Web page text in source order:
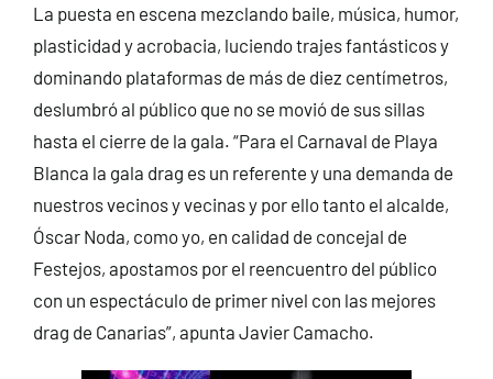
La puesta en escena mezclando baile, música, humor,
plasticidad y acrobacia, luciendo trajes fantásticos y
dominando plataformas de más de diez centímetros,
deslumbró al público que no se movió de sus sillas
hasta el cierre de la gala. “Para el Carnaval de Playa
Blanca la gala drag es un referente y una demanda de
nuestros vecinos y vecinas y por ello tanto el alcalde,
Óscar Noda, como yo, en calidad de concejal de
Festejos, apostamos por el reencuentro del público
con un espectáculo de primer nivel con las mejores
drag de Canarias”, apunta Javier Camacho.